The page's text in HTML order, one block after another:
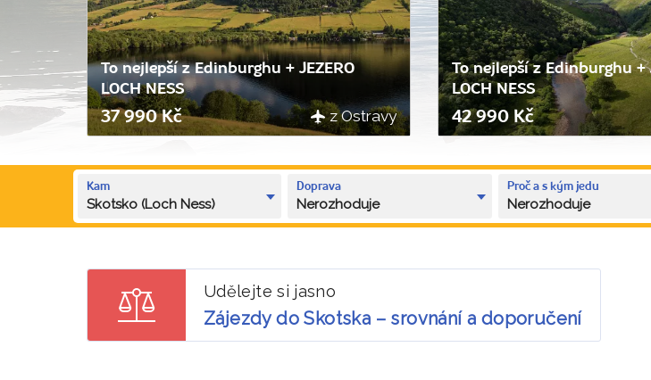
To nejlepší z Edinburghu + JEZERO
LOCH NESS
37 990 Kč z Ostravy
To nejlepší z Edinburghu +
LOCH NESS
42 990 Kč
Kam
Skotsko (Loch Ness)
Doprava
Nerozhoduje
Proč a s kým jedu
Nerozhoduje
Udělejte si jasno
Zájezdy do Skotska – srovnání a doporučení